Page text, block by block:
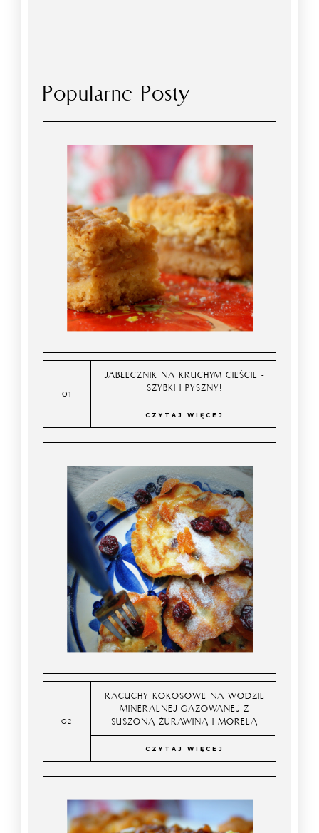
Popularne Posty
JABŁECZNIK NA KRUCHYM CIEŚCIE -
SZYBKI I PYSZNY!
CZYTAJ WIĘCEJ
RACUCHY KOKOSOWE NA WODZIE
MINERALNEJ GAZOWANEJ Z
SUSZONĄ ŻURAWINĄ I MORELĄ
CZYTAJ WIĘCEJ